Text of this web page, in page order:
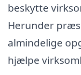
beskytte
Herunder
almindelige
hjælpe